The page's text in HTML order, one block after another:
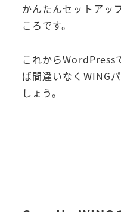
かんたんセットアッ
ころです。
これからWordPress
ば間違いなくWING
しょう。